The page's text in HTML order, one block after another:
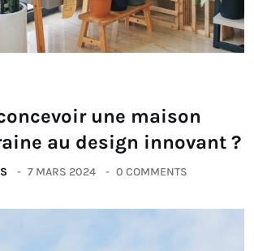
une maison
au design innovant ?
7 MARS 2024 0 COMMENTS